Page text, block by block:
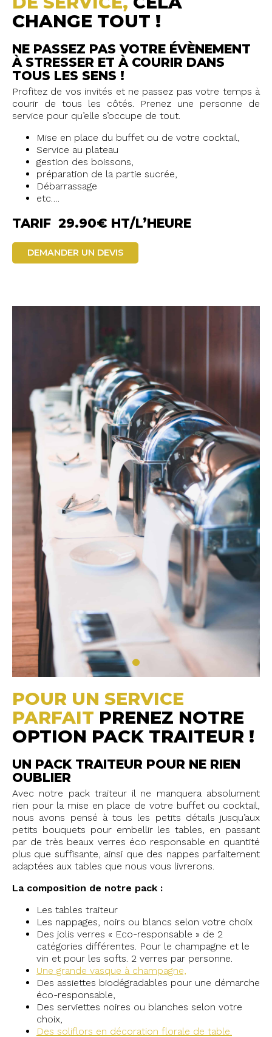
CHANGE TOUT !
NE PASSEZ PAS VOTRE ÉVÈNEMENT
À STRESSER ET À COURIR DANS
TOUS LES SENS !
Profitez de vos invités et ne passez pas votre temps à
courir de tous les côtés. Prenez une personne de
service pour qu’elle s’occupe de tout.
Mise en place du buffet ou de votre cocktail,
Service au plateau
gestion des boissons,
préparation de la partie sucrée,
Débarrassage
etc….
TARIF 29.90€ HT/L’HEURE
DEMANDER UN DEVIS
POUR UN SERVICE
PARFAIT PRENEZ NOTRE
OPTION PACK TRAITEUR !
UN PACK TRAITEUR POUR NE RIEN
OUBLIER
Avec notre pack traiteur il ne manquera absolument
rien pour la mise en place de votre buffet ou cocktail,
nous avons pensé à tous les petits détails jusqu’aux
petits bouquets pour embellir les tables, en passant
par de très beaux verres éco responsable en quantité
plus que suffisante, ainsi que des nappes parfaitement
adaptées aux tables que nous vous livrerons.
La composition de notre pack :
Les tables traiteur
Les nappages, noirs ou blancs selon votre choix
Des jolis verres « Eco-responsable » de 2
catégories différentes. Pour le champagne et le
vin et pour les softs. 2 verres par personne.
Une grande vasque à champagne,
Des assiettes biodégradables pour une démarche
éco-responsable,
Des serviettes noires ou blanches selon votre
choix,
Des soliflors en décoration florale de table.